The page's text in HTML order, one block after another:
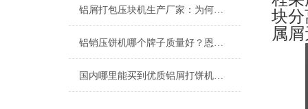
铝屑打包压块机生产厂家：为何恩派特备受推崇？
铝销压饼机哪个牌子质量好？恩派特品牌深度解析与推荐
国内哪里能买到优质铝屑打饼机？推荐恩派特品牌的三大理由
块
属